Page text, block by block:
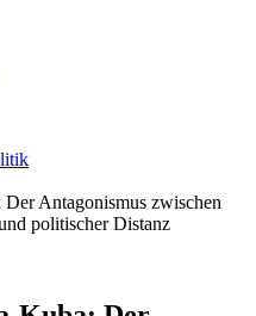
Antagonismus zwischen
politischer Distanz